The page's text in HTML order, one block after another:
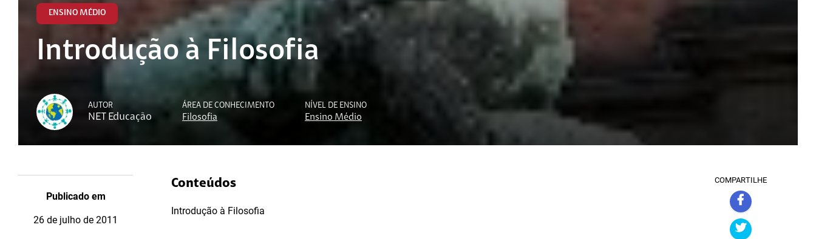
ENSINO MÉDIO
Introdução à Filosofia
AUTOR
NET Educação
ÁREA DE CONHECIMENTO
Filosofia
NÍVEL DE ENSINO
Ensino Médio
Publicado em
26 de julho de 2011
Conteúdos
Introdução à Filosofia
COMPARTILHE